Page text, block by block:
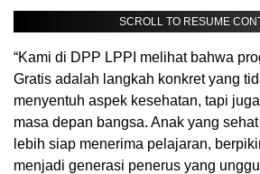
SCROLL TO RESUME
“Kami di DPP LPPI melihat bahwa
Gratis adalah langkah konkret yang
menyentuh aspek kesehatan, tapi
masa depan bangsa. Anak yang
lebih siap menerima pelajaran,
menjadi generasi penerus yang